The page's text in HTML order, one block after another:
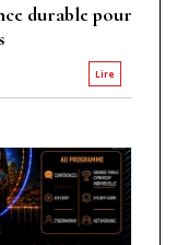
durable pour
Lire